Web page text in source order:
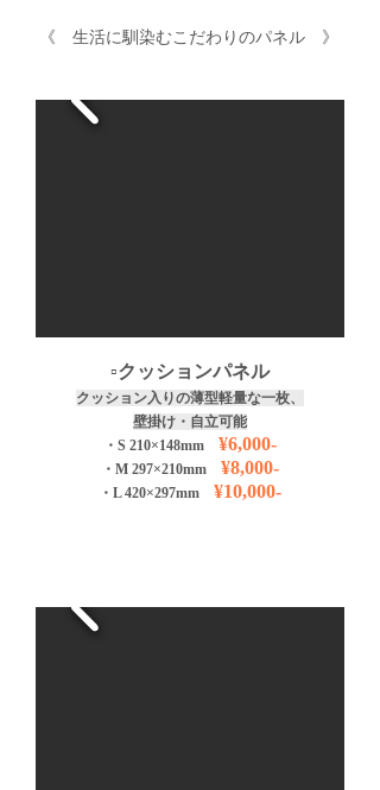
《 ​生活に馴染むこだわりのパネル 》
​▫️クッションパネル
クッション入りの薄型軽量な一枚、
壁掛け・自立可能
・S 210×148mm ¥6,000-
・M 297×210mm ¥8,000-
・L 420×297mm ¥10,000-